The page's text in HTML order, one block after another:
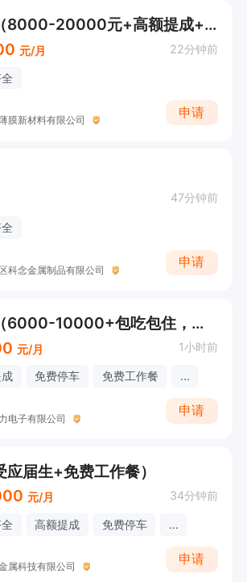
外贸业务员（8000-20000元+高额提成+提供午餐+社保齐全）
元/月 22分钟前
膜新材料有限公司
申请
47分钟前
科念金属制品有限公司
申请
销售业务员（6000-10000+包吃包住，无责任底薪+业务提成+季度奖金）
元/月 1小时前
免费停车 免费工作餐 ...
电子有限公司
申请
届生+免费工作餐）
元/月 34分钟前
高额提成 免费停车 ...
属科技有限公司
申请